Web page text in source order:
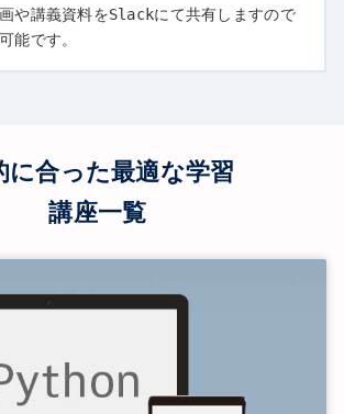
や講義資料をSlackにて共有しますので
能です。
に合った最適な学習
講座一覧